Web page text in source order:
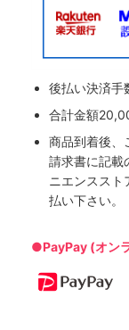
後払い決済手
合計金額
商品到着後、
請求書に記載
ニエンススト
払い下さい。
●PayPay (オン